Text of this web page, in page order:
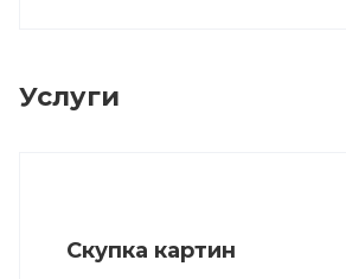
Услуги
Скупка картин